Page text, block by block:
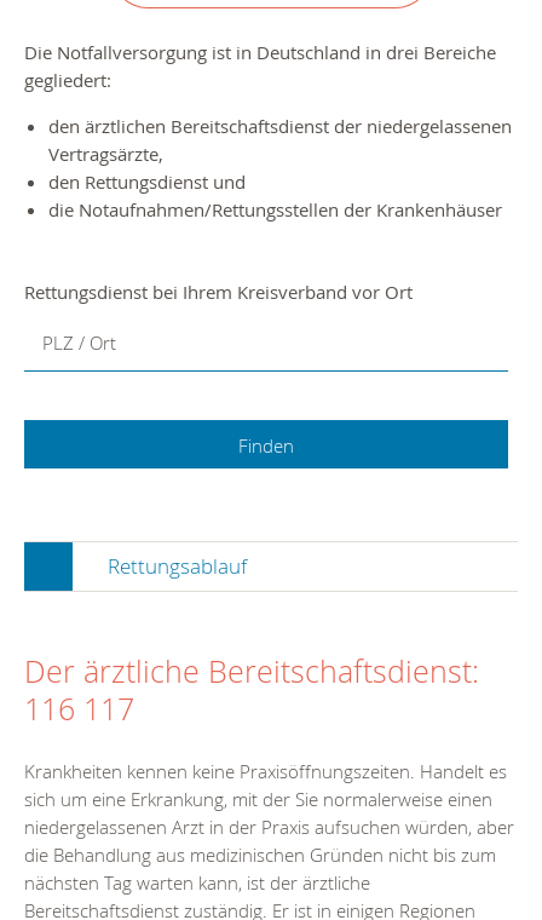
Die Notfallversorgung ist in Deutschland in drei Bereiche
gegliedert:
den ärztlichen Bereitschaftsdienst der niedergelassenen
Vertragsärzte,
den Rettungsdienst und
die Notaufnahmen/Rettungsstellen der Krankenhäuser
Rettungsdienst bei Ihrem Kreisverband vor Ort
PLZ / Ort
Rettungsablauf
Der ärztliche Bereitschaftsdienst:
116 117
Krankheiten kennen keine Praxisöffnungszeiten. Handelt es
sich um eine Erkrankung, mit der Sie normalerweise einen
niedergelassenen Arzt in der Praxis aufsuchen würden, aber
die Behandlung aus medizinischen Gründen nicht bis zum
nächsten Tag warten kann, ist der ärztliche
Bereitschaftsdienst zuständig. Er ist in einigen Regionen